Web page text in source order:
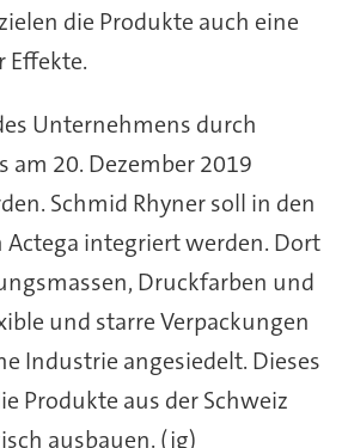
die Produkte auch eine
Effekte.
Unternehmens durch
am 20. Dezember 2019
Schmid Rhyner soll in den
Actega integriert werden. Dort
Druckfarben und
und starre Verpackungen
Industrie angesiedelt. Dieses
Produkte aus der Schweiz
ausbauen. (jg)